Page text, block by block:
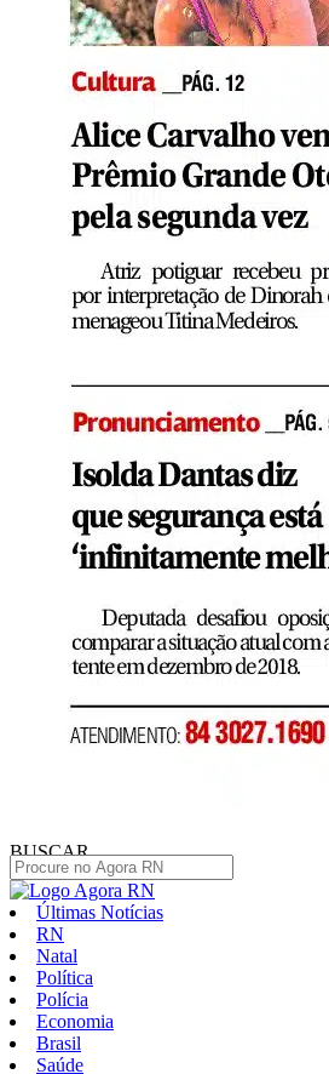
BUSCAR
Últimas Notícias
RN
Natal
Política
Polícia
Economia
Brasil
Saúde